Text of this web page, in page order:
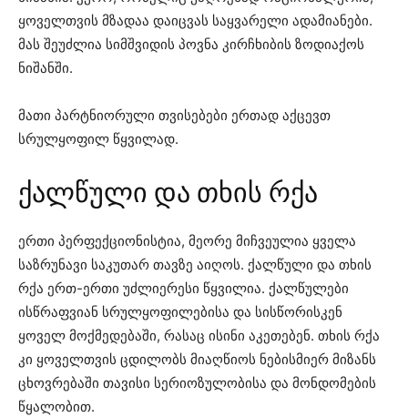
ყოველთვის მზადაა დაიცვას საყვარელი ადამიანები.
მას შეუძლია სიმშვიდის პოვნა კირჩხიბის ზოდიაქოს
ნიშანში.
მათი პარტნიორული თვისებები ერთად აქცევთ
სრულყოფილ წყვილად.
ქალწული და თხის რქა
ერთი პერფექციონისტია, მეორე მიჩვეულია ყველა
საზრუნავი საკუთარ თავზე აიღოს. ქალწული და თხის
რქა ერთ-ერთი უძლიერესი წყვილია. ქალწულები
ისწრაფვიან სრულყოფილებისა და სისწორისკენ
ყოველ მოქმედებაში, რასაც ისინი აკეთებენ. თხის რქა
კი ყოველთვის ცდილობს მიაღწიოს ნებისმიერ მიზანს
ცხოვრებაში თავისი სერიოზულობისა და მონდომების
წყალობით.